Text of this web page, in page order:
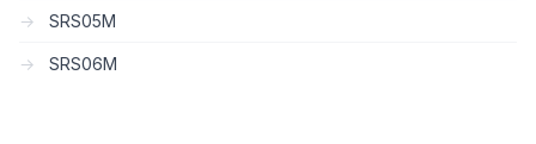
SRS05M
SRS06M